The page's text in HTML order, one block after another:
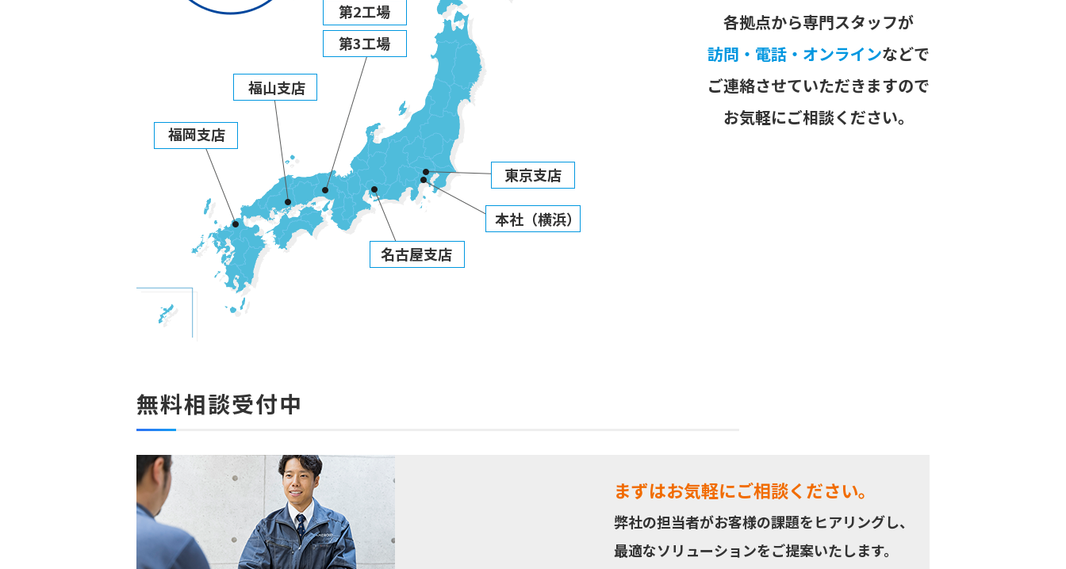
各拠点から専門スタッフが
訪問・電話・オンラインなどで
ご連絡させていただきますので
お気軽にご相談ください。
第2工場
東京支店
本社（横浜）
名古屋支店
福山支店
福岡支店
第3工場
無料相談受付中
まずはお気軽にご相談ください。
弊社の担当者がお客様の課題をヒアリングし、
最適なソリューションをご提案いたします。